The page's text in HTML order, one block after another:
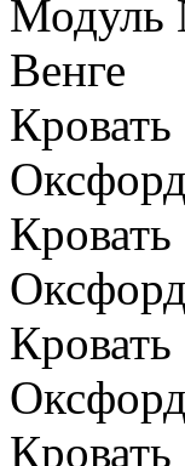
Модуль
Венге